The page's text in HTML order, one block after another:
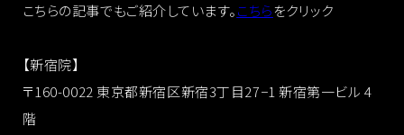
こちらの記事でもご紹介しています。こちらをクリック
【新宿院】
〒160-0022 東京都新宿区新宿3丁目27−1 新宿第一ビル 4
階